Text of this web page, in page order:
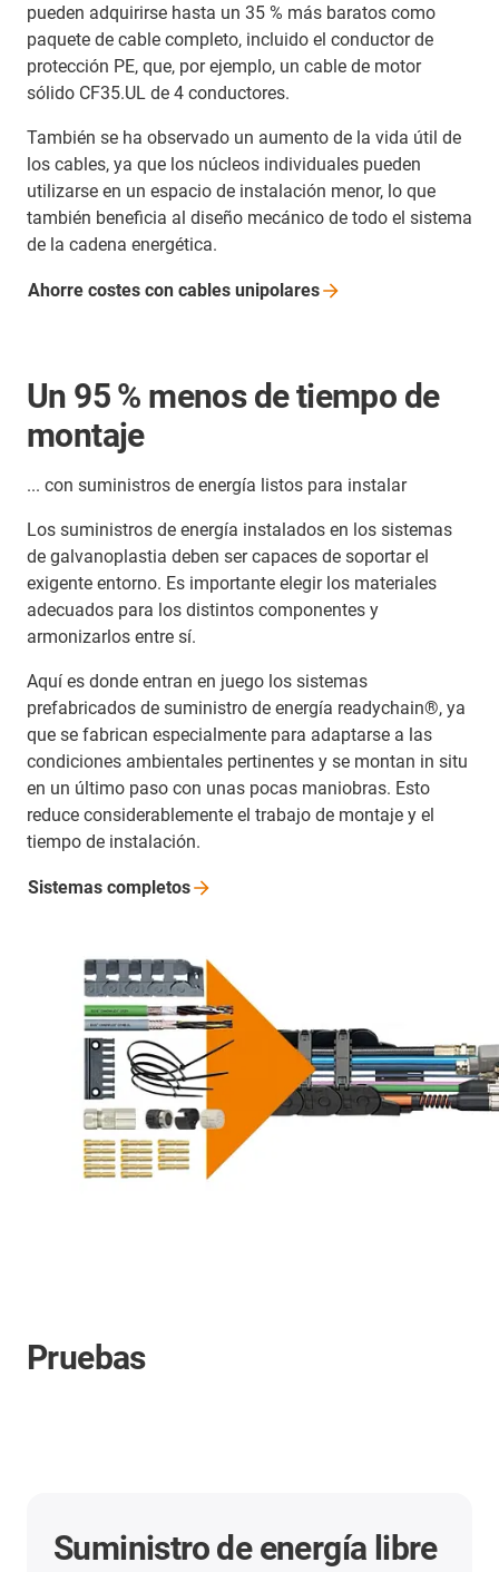
pueden adquirirse hasta un 35 % más baratos como
paquete de cable completo, incluido el conductor de
protección PE, que, por ejemplo, un cable de motor
sólido CF35.UL de 4 conductores.
También se ha observado un aumento de la vida útil de
los cables, ya que los núcleos individuales pueden
utilizarse en un espacio de instalación menor, lo que
también beneficia al diseño mecánico de todo el sistema
de la cadena energética.
Ahorre costes con cables unipolares
Un 95 % menos de tiempo de
montaje
... con suministros de energía listos para instalar
Los suministros de energía instalados en los sistemas
de galvanoplastia deben ser capaces de soportar el
exigente entorno. Es importante elegir los materiales
adecuados para los distintos componentes y
armonizarlos entre sí.
Aquí es donde entran en juego los sistemas
prefabricados de suministro de energía readychain®, ya
que se fabrican especialmente para adaptarse a las
condiciones ambientales pertinentes y se montan in situ
en un último paso con unas pocas maniobras. Esto
reduce considerablemente el trabajo de montaje y el
tiempo de instalación.
Sistemas completos
Pruebas
Suministro de energía libre